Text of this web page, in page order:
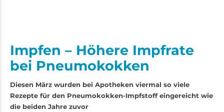
Impfen – Höhere Impfrate
bei Pneumokokken
Diesen März wurden bei Apotheken viermal so viele
Rezepte für den Pneumokokken-Impfstoff eingereicht wie
die beiden Jahre zuvor